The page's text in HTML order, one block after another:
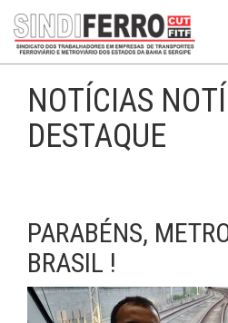
NOTÍCIAS
DESTAQUE
PARABÉNS,
BRASIL !